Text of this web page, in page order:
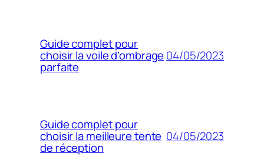
Guide complet pour
choisir la voile d’ombrage
parfaite
04/05/2023
Guide complet pour
choisir la meilleure tente
de réception
04/05/2023